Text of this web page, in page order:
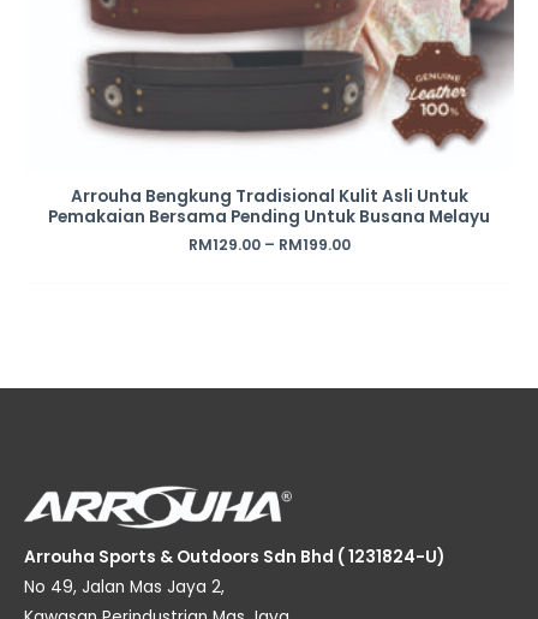
Arrouha Bengkung Tradisional Kulit Asli Untuk
Pemakaian Bersama Pending Untuk Busana Melayu
RM129.00– RM199.00
Arrouha Sports & Outdoors Sdn Bhd ( 1231824-U)
No 49, Jalan Mas Jaya 2,